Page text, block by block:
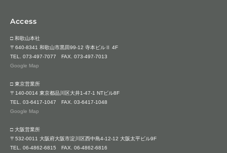
Access
□ 和歌山本社
〒640-8341 和歌山市黒田99-12 寺本ビルⅡ 4F
TEL. 073-497-7077 FAX. 073-497-7013
Google Map
□ 東京営業所
〒140-0014 東京都品川区大井1-47-1 NTビル8F
TEL. 03-6417-1047 FAX. 03-6417-1048
Google Map
□ 大阪営業所
〒532-0011 大阪府大阪市淀川区西中島4-12-12 大阪太平ビル9F
TEL. 06-4862-6815 FAX. 06-4862-6816